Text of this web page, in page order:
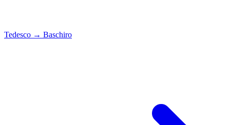
Tedesco → Baschiro